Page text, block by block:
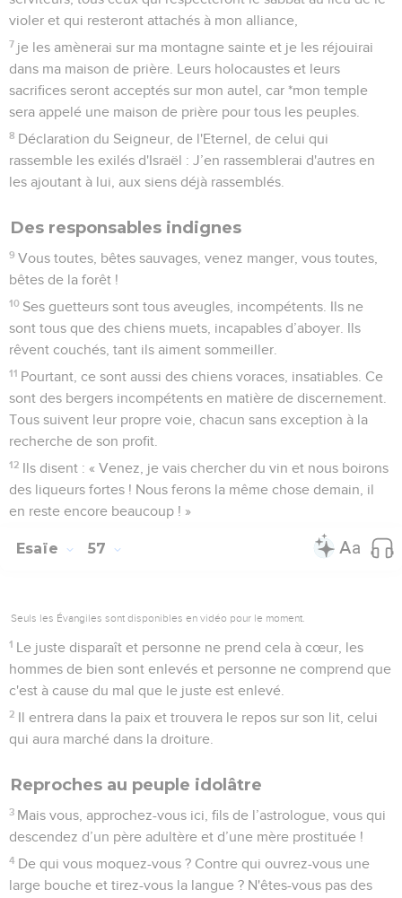
violer et qui resteront attachés à mon alliance,
7 je les amènerai sur ma montagne sainte et je les réjouirai
dans ma maison de prière. Leurs holocaustes et leurs
sacrifices seront acceptés sur mon autel, car *mon temple
sera appelé une maison de prière pour tous les peuples.
8 Déclaration du Seigneur, de l'Eternel, de celui qui
rassemble les exilés d'Israël : J’en rassemblerai d'autres en
les ajoutant à lui, aux siens déjà rassemblés.
Des responsables indignes
9 Vous toutes, bêtes sauvages, venez manger, vous toutes,
bêtes de la forêt !
10 Ses guetteurs sont tous aveugles, incompétents. Ils ne
sont tous que des chiens muets, incapables d’aboyer. Ils
rêvent couchés, tant ils aiment sommeiller.
11 Pourtant, ce sont aussi des chiens voraces, insatiables. Ce
sont des bergers incompétents en matière de discernement.
Tous suivent leur propre voie, chacun sans exception à la
recherche de son profit.
12 Ils disent : « Venez, je vais chercher du vin et nous boirons
des liqueurs fortes ! Nous ferons la même chose demain, il
en reste encore beaucoup ! »
Esaïe 57
Seuls les Évangiles sont disponibles en vidéo pour le moment.
1 Le juste disparaît et personne ne prend cela à cœur, les
hommes de bien sont enlevés et personne ne comprend que
c'est à cause du mal que le juste est enlevé.
2 Il entrera dans la paix et trouvera le repos sur son lit, celui
qui aura marché dans la droiture.
Reproches au peuple idolâtre
3 Mais vous, approchez-vous ici, fils de l’astrologue, vous qui
descendez d’un père adultère et d’une mère prostituée !
4 De qui vous moquez-vous ? Contre qui ouvrez-vous une
large bouche et tirez-vous la langue ? N'êtes-vous pas des